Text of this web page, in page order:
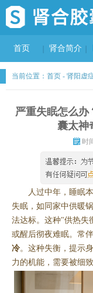
首页 肾合简介
当前位置： 首页 - 肾阳虚
严重失眠怎么办
囊太神
时
人过中年，睡眠
失眠，如同家中供暖
法达标。这种"供热失
或醒后彻夜难眠。常
冷。这种失衡，提示
力的机能，需要被细致